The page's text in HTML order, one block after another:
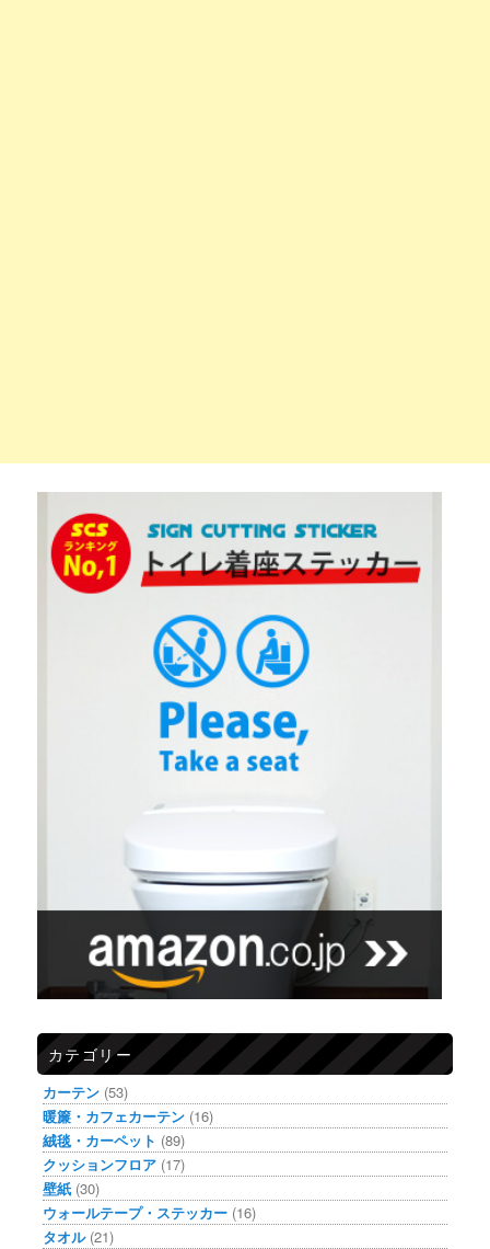
カテゴリー
カーテン (53)
暖簾・カフェカーテン (16)
絨毯・カーペット (89)
クッションフロア (17)
壁紙 (30)
ウォールテープ・ステッカー (16)
タオル(21)